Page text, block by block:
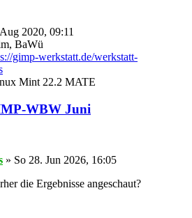
2020, 09:11
BaWü
gimp-werkstatt.de/werkstatt-
Mint 22.2 MATE
WBW Juni
» So 28. Jun 2026, 16:05
die Ergebnisse angeschaut?